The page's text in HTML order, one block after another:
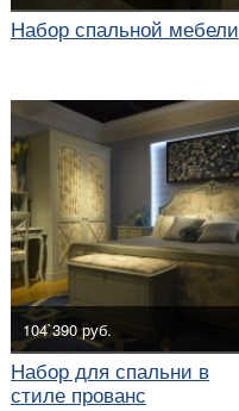
Набор спальной мебели
104`390 руб.
Набор для спальни в
стиле прованс